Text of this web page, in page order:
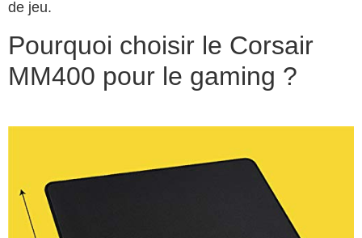
de jeu.
Pourquoi choisir le Corsair
MM400 pour le gaming ?